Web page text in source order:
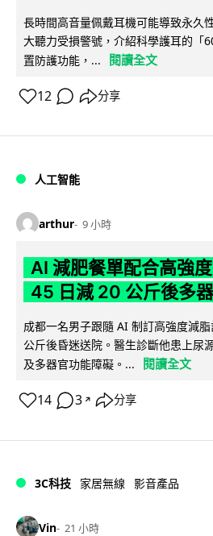
長時間高音量佩戴耳機可能導致永久
大聽力受損警號，介紹科學護耳的「
置防護功能，...
閱讀全文
12 分享
人工智能
arthur 9 小時
AI 減肥餐單配合高強
45 日減 20 公斤後多
成都一名男子跟隨 AI 制訂高強度減
公斤後昏迷送院。醫生診斷他患上尿
及多器官功能障礙。...
閱讀全文
14 3 ↗ 分享
3C科技 家居無線 影音產品
Vin 21 小時